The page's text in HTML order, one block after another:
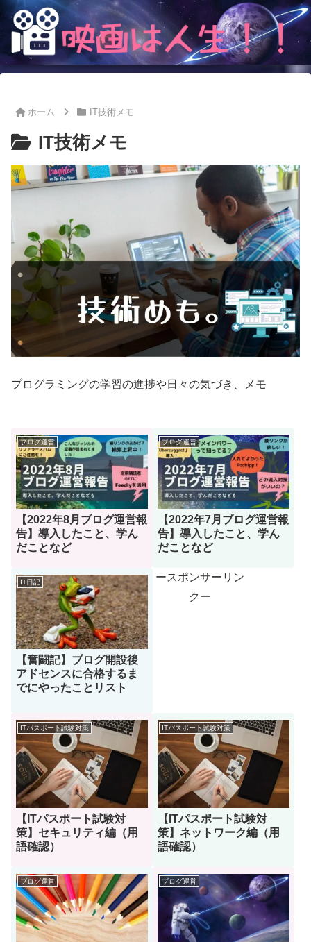
ホーム IT技術メモ
IT技術メモ
プログラミングの学習の進捗や日々の気づき、メモ
ブログ運営
【2022年8月ブログ運営報
告】導入したこと、学ん
だことなど
ブログ運営
【2022年7月ブログ運営報
告】導入したこと、学ん
だことなど
IT日記
【奮闘記】ブログ開設後
アドセンスに合格するま
でにやったことリスト
ースポンサーリン
クー
ITパスポート試験対策
【ITパスポート試験対
策】セキュリティ編（用
語確認）
ITパスポート試験対策
【ITパスポート試験対
策】ネットワーク編（用
語確認）
ブログ運営 ブログ運営